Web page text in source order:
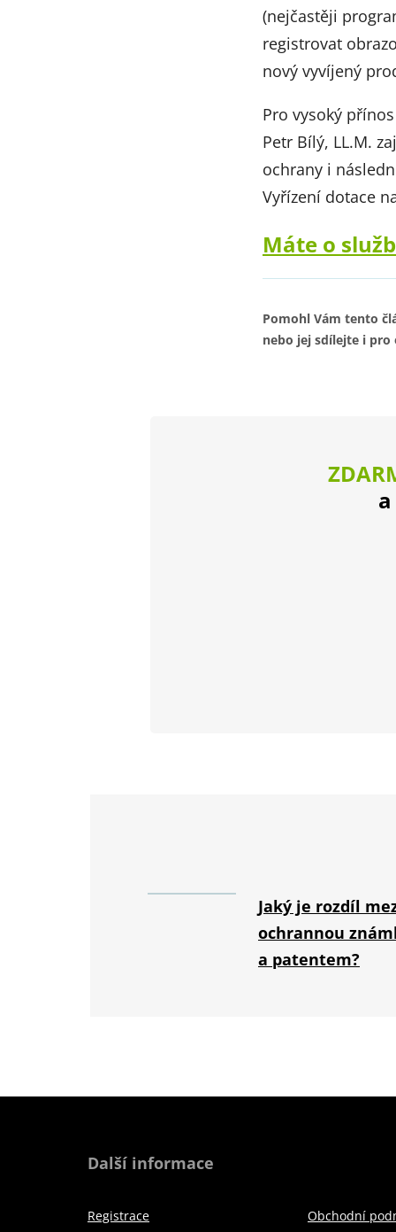
(nejčastěji
registrovat
nový vyvíjený
Pro vysoký
Petr Bílý, LL.M.
ochrany i
Vyřízení dotace
Máte o
Pomohl Vám tento
nebo jej sdílejte i pro
Jaký je rozdíl
ochrannou
a patentem?
Další informace
Registrace Obchodní